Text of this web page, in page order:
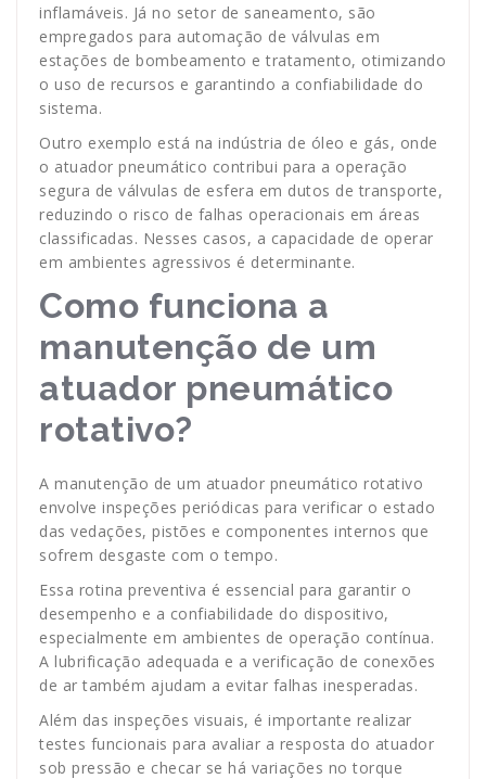
inflamáveis. Já no setor de saneamento, são
empregados para automação de válvulas em
estações de bombeamento e tratamento, otimizando
o uso de recursos e garantindo a confiabilidade do
sistema.
Outro exemplo está na indústria de óleo e gás, onde
o atuador pneumático contribui para a operação
segura de válvulas de esfera em dutos de transporte,
reduzindo o risco de falhas operacionais em áreas
classificadas. Nesses casos, a capacidade de operar
em ambientes agressivos é determinante.
Como funciona a
manutenção de um
atuador pneumático
rotativo?
A manutenção de um atuador pneumático rotativo
envolve inspeções periódicas para verificar o estado
das vedações, pistões e componentes internos que
sofrem desgaste com o tempo.
Essa rotina preventiva é essencial para garantir o
desempenho e a confiabilidade do dispositivo,
especialmente em ambientes de operação contínua.
A lubrificação adequada e a verificação de conexões
de ar também ajudam a evitar falhas inesperadas.
Além das inspeções visuais, é importante realizar
testes funcionais para avaliar a resposta do atuador
sob pressão e checar se há variações no torque